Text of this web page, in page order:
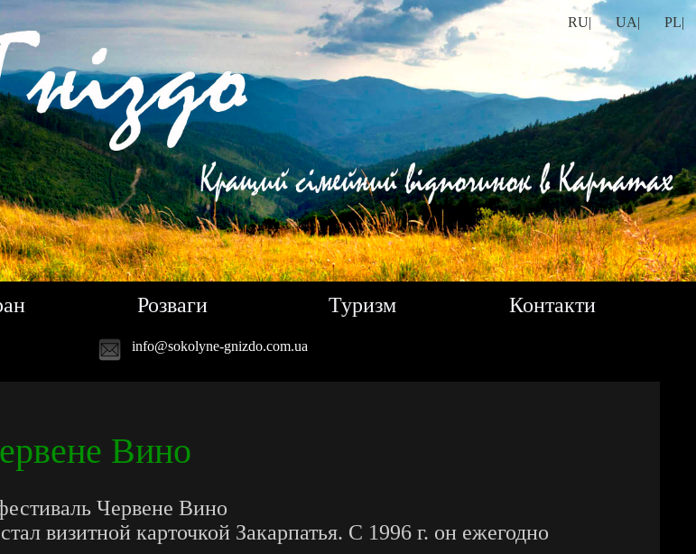
PL|
UA|
RU|
Розваги Туризм Контакти
info@sokolyne-gnizdo.com.ua
Вино
Червене Вино
визитной карточкой Закарпатья. С 1996 г. он ежегодно